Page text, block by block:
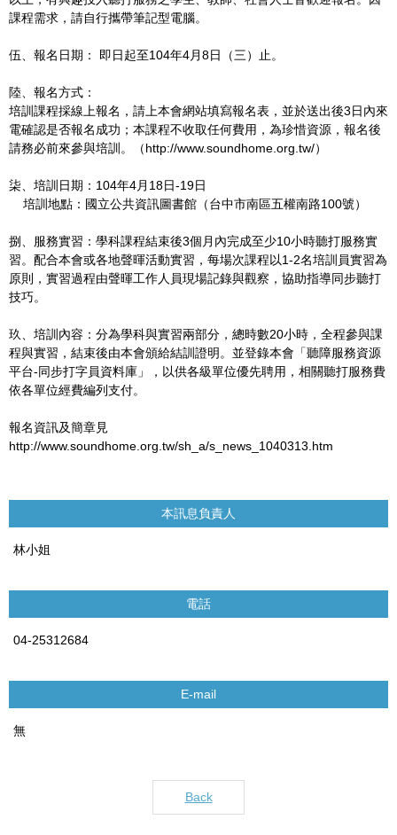
課程需求，請自行攜帶筆記型電腦。
伍、報名日期： 即日起至104年4月8日（三）止。
陸、報名方式：
培訓課程採線上報名，請上本會網站填寫報名表，並於送出後3日內來
電確認是否報名成功；本課程不收取任何費用，為珍惜資源，報名後
請務必前來參與培訓。（http://www.soundhome.org.tw/）
柒、培訓日期：104年4月18日-19日
培訓地點：國立公共資訊圖書館（台中市南區五權南路100號）
捌、服務實習：學科課程結束後3個月內完成至少10小時聽打服務實
習。配合本會或各地聲暉活動實習，每場次課程以1-2名培訓員實習為
原則，實習過程由聲暉工作人員現場記錄與觀察，協助指導同步聽打
技巧。
玖、培訓內容：分為學科與實習兩部分，總時數20小時，全程參與課
程與實習，結束後由本會頒給結訓證明。並登錄本會「聽障服務資源
平台-同步打字員資料庫」，以供各級單位優先聘用，相關聽打服務費
依各單位經費編列支付。
報名資訊及簡章見
http://www.soundhome.org.tw/sh_a/s_news_1040313.htm
本訊息負責人
林小姐
電話
04-25312684
E-mail
無
Back